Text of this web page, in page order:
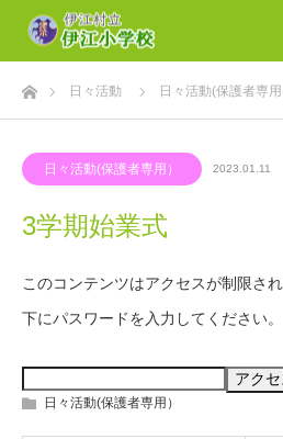
ホーム日々活動 日々活動(保護者専用
日々活動(保護者専用） 2023.01.11
3学期始業式
このコンテンツはアクセスが制限さ
下にパスワードを入力してください。
日々活動(保護者専用）